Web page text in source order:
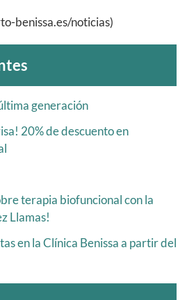
benissa.es/noticias)
generación
20% de descuento en
terapia biofuncional con la
Llamas!
en la Clínica Benissa a partir del